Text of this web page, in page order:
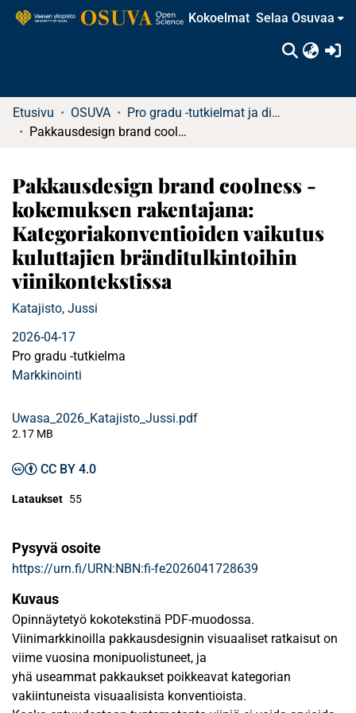
Kokoelmat Selaa Osuvaa
Etusivu OSUVA
Pro gradu -tutkielmat ja diplomityöt
Pakkausdesign brand coolness -kokemuksen rakentajana: Kategoriakonventioiden vaikutus kuluttajien bränditulkintoihin viinikontekstissa
Pakkausdesign brand coolness -
kokemuksen rakentajana:
Kategoriakonventioiden vaikutus
kuluttajien bränditulkintoihin
viinikontekstissa
Katajisto, Jussi
2026-04-17
Pro gradu -tutkielma
Markkinointi
Uwasa_2026_Katajisto_Jussi.pdf
2.17 MB
CC BY 4.0
Lataukset 55
Pysyvä osoite
https://urn.fi/URN:NBN:fi-fe2026041728639
Kuvaus
Opinnäytetyö kokotekstinä PDF-muodossa.
Viinimarkkinoilla pakkausdesignin visuaaliset ratkaisut on
viime vuosina monipuolistuneet, ja
yhä useammat pakkaukset poikkeavat kategorian
vakiintuneista visuaalisista konventioista.